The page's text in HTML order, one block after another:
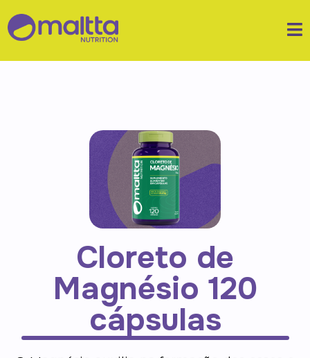
Cloreto de
Magnésio 120
cápsulas